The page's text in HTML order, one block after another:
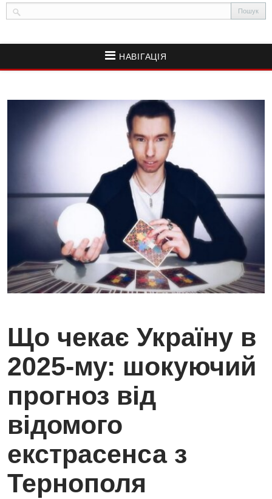
НАВІГАЦІЯ
Що чекає Україну в
2025-му: шокуючий
прогноз від
відомого
екстрасенса з
Тернополя